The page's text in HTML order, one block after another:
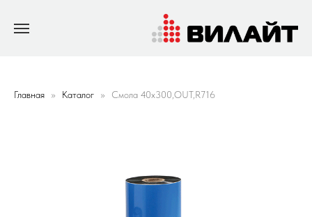
Главная Каталог Смола 40х300,OUT,R716